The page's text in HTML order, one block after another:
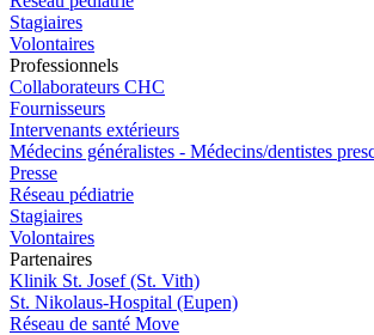
Stagiaires
Volontaires
Professionnels
Collaborateurs CHC
Fournisseurs
Intervenants extérieurs
Médecins généralistes - Médecins/dentistes
Presse
Réseau pédiatrie
Stagiaires
Volontaires
Partenaires
Klinik St. Josef (St. Vith)
St. Nikolaus-Hospital (Eupen)
Réseau de santé Move